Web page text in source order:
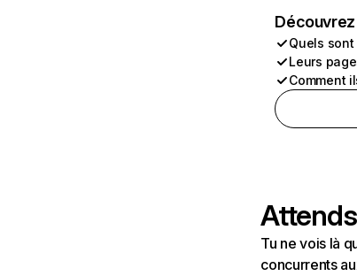
Quels
Leurs
Comment
Tu ne vois là
concurrents